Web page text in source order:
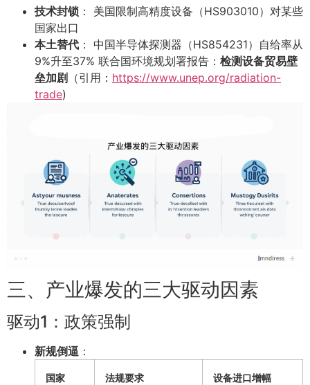
技术封锁 ： 美国限制高精度设备（HS903010）对某些
国家出口
本土替代 ： 中国半导体探测器（HS854231）自给率从
9%升至37% 联合国环境规划署报告： 检测设备贸易壁
垒加剧
（引用： https://www.unep.org/radiation-
trade)
三、产业爆发的三大驱动因素
驱动1：政策强制
新规倒逼 ：
国家 法规要求 设备进口增幅